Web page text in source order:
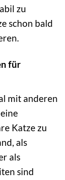
zu
schon bald
für
mit anderen
Katze zu
als
als
sind